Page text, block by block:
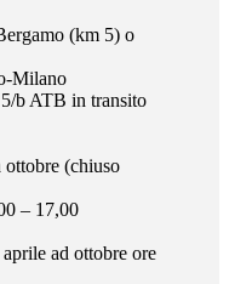
(km 5) o
Milano
b ATB in transito
(chiuso
– 17,00
ad ottobre ore